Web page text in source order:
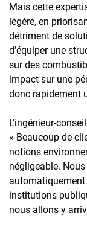
Mais cette
légère, en
détriment de
d’équiper une
sur des
impact sur une
donc rapidement
L’ingénieur-
« Beaucoup de
notions
négligeable.
institutions
nous allons y